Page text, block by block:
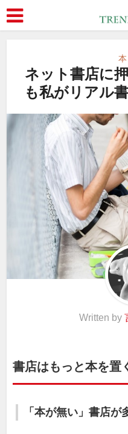
ネット書店に
も私がリアル
Written by
書店はもっと本を置
「本が無い」書店が